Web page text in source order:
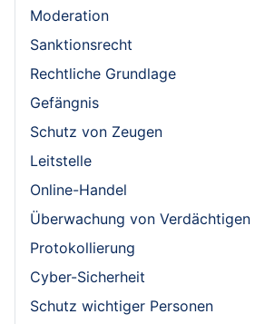
Moderation
Sanktionsrecht
Rechtliche Grundlage
Gefängnis
Schutz von Zeugen
Leitstelle
Online-Handel
Überwachung von Verdächtigen
Protokollierung
Cyber-Sicherheit
Schutz wichtiger Personen